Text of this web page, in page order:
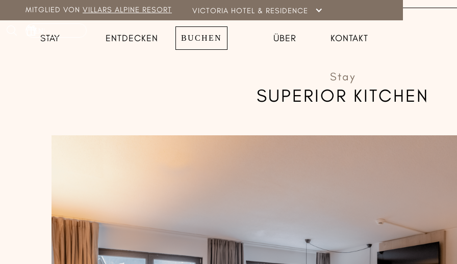
MITGLIED VON VILLARS ALPINE RESORT VICTORIA HOTEL & RESIDENCE
STAY ENTDECKEN ÜBER KONTAKT
BUCHEN
Stay
SUPERIOR KITCHEN